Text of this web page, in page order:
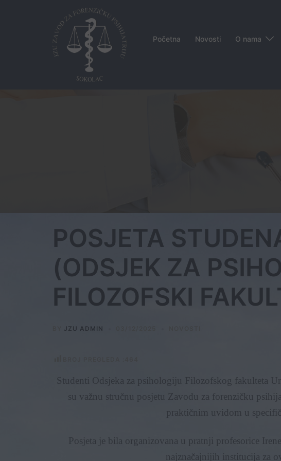
Početna Novosti O nama
POSJETA
(ODSJEK ZA
FILOZOFSKI
JZU ADMIN
​Studenti Odsjeka za psihologiju Filozofskog fakulteta
su važnu stručnu posjetu Zavodu za forenzičku
praktičnim uvidom u
​Posjeta je bila organizovana u pratnji profesorice
najznačajnijih institucija za